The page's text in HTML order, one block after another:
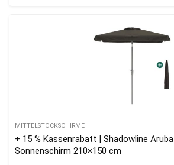
MITTELSTOCKSCHIRME
+ 15 % Kassenrabatt | Shadowline Aruba
Sonnenschirm 210×150 cm